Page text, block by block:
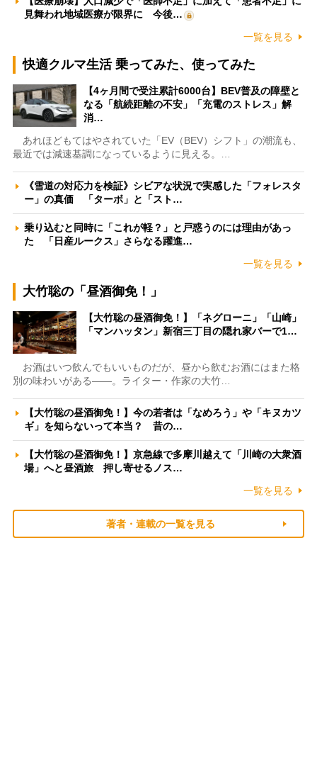
見舞われ地域医療が限界に 今後…
一覧を見る
快適クルマ生活 乗ってみた、使ってみた
【4ヶ月間で受注累計6000台】BEV普及の障壁と
なる「航続距離の不安」「充電のストレス」解
消…
あれほどもてはやされていた「EV（BEV）シフト」の潮流も、
最近では減速基調になっているように見える。…
《雪道の対応力を検証》シビアな状況で実感した「フォレスタ
ー」の真価 「ターボ」と「スト…
乗り込むと同時に「これが軽？」と戸惑うのには理由があっ
た 「日産ルークス」さらなる躍進…
一覧を見る
大竹聡の「昼酒御免！」
【大竹聡の昼酒御免！】「ネグローニ」「山崎」
「マンハッタン」新宿三丁目の隠れ家バーで1…
お酒はいつ飲んでもいいものだが、昼から飲むお酒にはまた格
別の味わいがある――。ライター・作家の大竹…
【大竹聡の昼酒御免！】今の若者は「なめろう」や「キヌカツ
ギ」を知らないって本当？ 昔の…
【大竹聡の昼酒御免！】京急線で多摩川越えて「川崎の大衆酒
場」へと昼酒旅 押し寄せるノス…
一覧を見る
著者・連載の一覧を見る